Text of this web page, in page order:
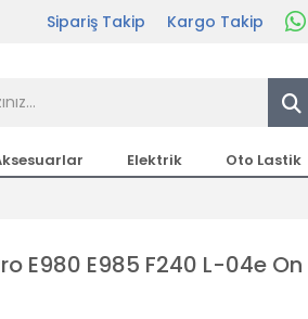
Sipariş Takip Kargo Takip
Elektrik Oto Lastik
E980 E985 F240 L-04e